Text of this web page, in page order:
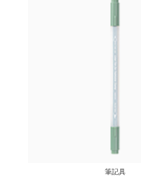
筆記具